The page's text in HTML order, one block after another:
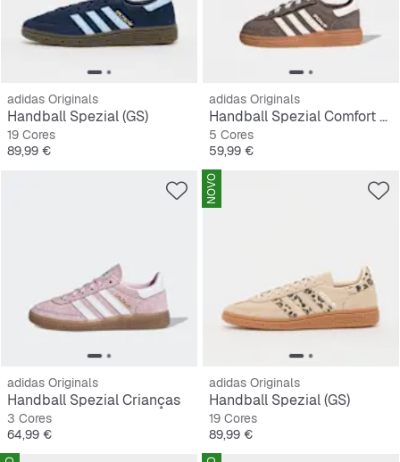
adidas Originals
Handball Spezial (GS)
19 Cores
Preço
89,99 €
adidas Originals
Handball Spezial Comfort Closure Elastic Lace Crianças Pequenas
5 Cores
Preço
59,99 €
adidas Originals
Handball Spezial Crianças
3 Cores
Preço
64,99 €
NOVO
adidas Originals
Handball Spezial (GS)
19 Cores
Preço
89,99 €